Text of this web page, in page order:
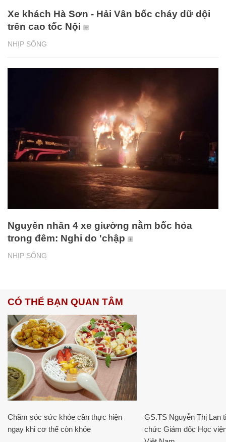
NHỊP SỐNG
Xe khách Hà Sơn - Hải Vân bốc cháy dữ dội
trên cao tốc Nội
NHỊP SỐNG
Nguyên nhân 4 xe giường nằm bốc hỏa
trong đêm: Nghi do 'chập
CÓ THỂ BẠN QUAN TÂM
Chăm sóc sức khỏe cần thực hiện
ngay khi cơ thể còn khỏe
GS.TS Nguyễn Thị Lan
chức Giám đốc Học